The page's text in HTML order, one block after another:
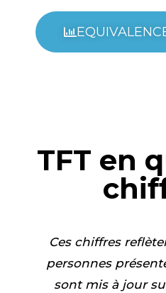
TFT en
Ces chiffres
personnes
sont mis à jour